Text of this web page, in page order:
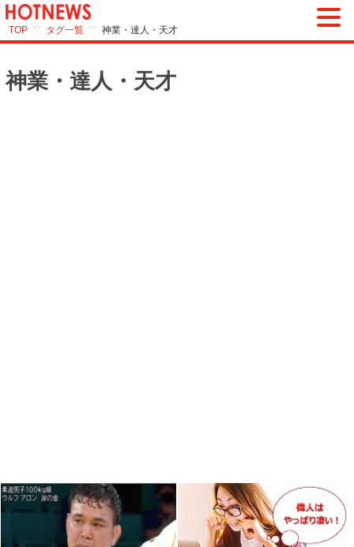
TOP >> タグ一覧 >> 神業・達人・天才
神業・達人・天才